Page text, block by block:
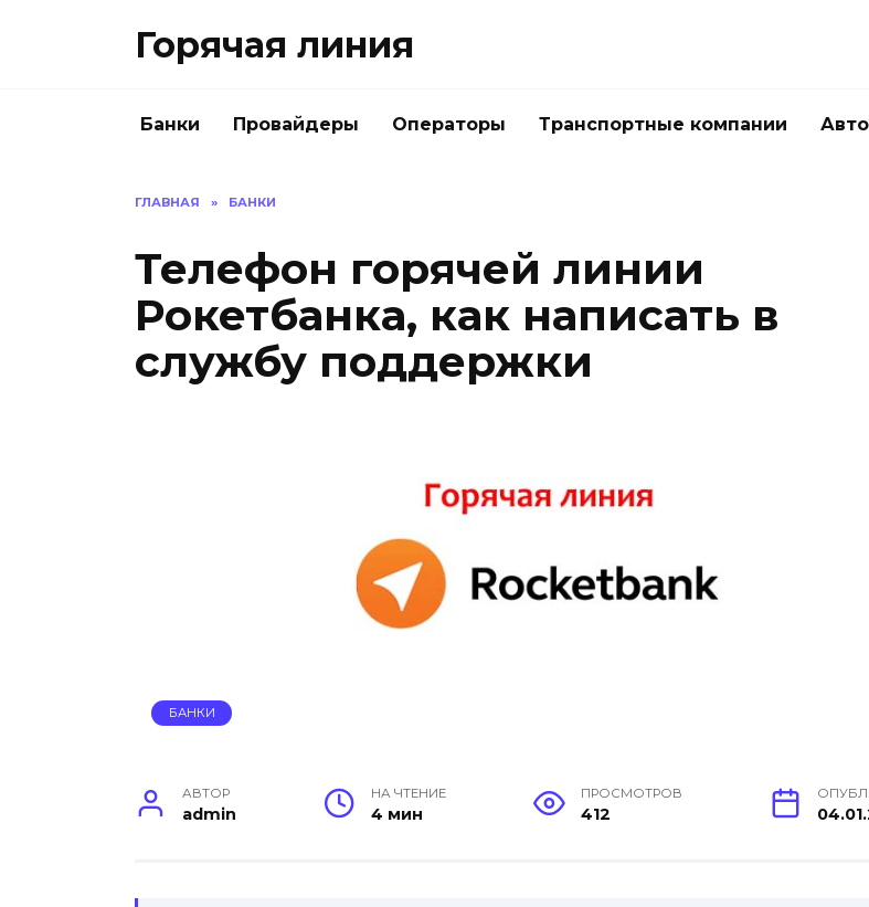
Горячая линия
Банки Провайдеры Операторы Транспортные компании Авто
ГЛАВНАЯ » БАНКИ
Телефон горячей линии
Рокетбанка, как написать в
службу поддержки
БАНКИ
АВТОР
admin
НА ЧТЕНИЕ
4 мин
ПРОСМОТРОВ
412